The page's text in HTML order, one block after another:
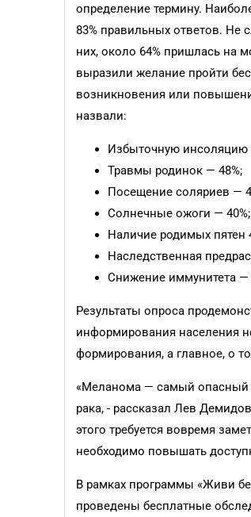
определение термину.
83% правильных ответов. Не
них, около 64% пришлась на
выразили желание пройти
возникновения или
назвали:
Избыточную инсоляцию
Травмы родинок — 48%;
Посещение соляриев —
Солнечные ожоги — 40%;
Наличие родимых пятен
Наследственная
Снижение иммунитета —
Результаты опроса
информирования населения
формирования, а главное, о
«Меланома — самый опасный
рака, - рассказал Лев
этого требуется вовремя
необходимо повышать
В рамках программы «Живи
проведены бесплатные